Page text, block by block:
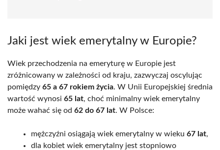
Jaki jest wiek emerytalny w Europie?
Wiek przechodzenia na emeryturę w Europie jest
zróżnicowany w zależności od kraju, zazwyczaj oscylując
pomiędzy 65 a 67 rokiem życia. W Unii Europejskiej średnia
wartość wynosi 65 lat, choć minimalny wiek emerytalny
może wahać się od 62 do 67 lat. W Polsce:
mężczyźni osiągają wiek emerytalny w wieku 67 lat,
dla kobiet wiek emerytalny jest stopniowo